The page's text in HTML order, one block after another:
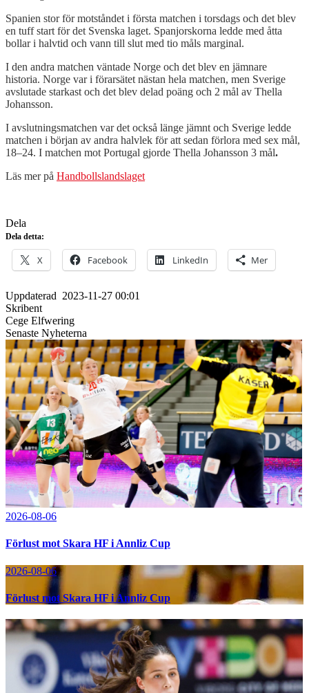
Spanien stor för motståndet i första matchen i torsdags och det blev
en tuff start för det Svenska laget. Spanjorskorna ledde med åtta
bollar i halvtid och vann till slut med tio måls marginal.
I den andra matchen väntade Norge och det blev en jämnare
historia. Norge var i förarsätet nästan hela matchen, men Sverige
avslutade starkast och det blev delad poäng och 2 mål av Thella
Johansson.
I avslutningsmatchen var det också länge jämnt och Sverige ledde
matchen i början av andra halvlek för att sedan förlora med sex mål,
18–24. I matchen mot Portugal gjorde Thella Johansson 3 mål.
Läs mer på Handbollslandslaget
Dela
Dela detta:
X Facebook LinkedIn Mer
Uppdaterad 2023-11-27 00:01
Skribent
Cege Elfwering
Senaste Nyheterna
2026-08-06
Förlust mot Skara HF i Annliz Cup
2026-08-06
Förlust mot Skara HF i Annliz Cup